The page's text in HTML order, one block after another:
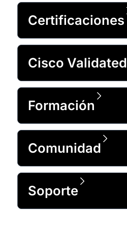
Certificaciones
Cisco Validated
Formación
Comunidad
Soporte